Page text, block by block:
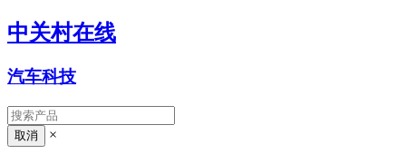
中关村在线
汽车科技
×